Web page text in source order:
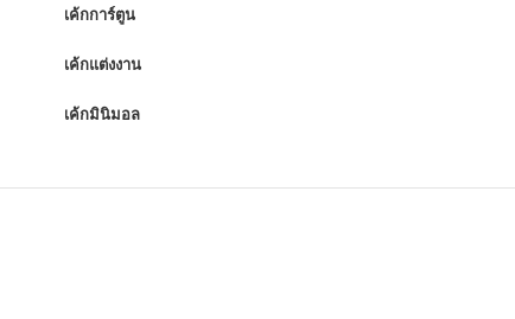
เค้กการ์ตูน
เค้กแต่งงาน
เค้กมินิมอล